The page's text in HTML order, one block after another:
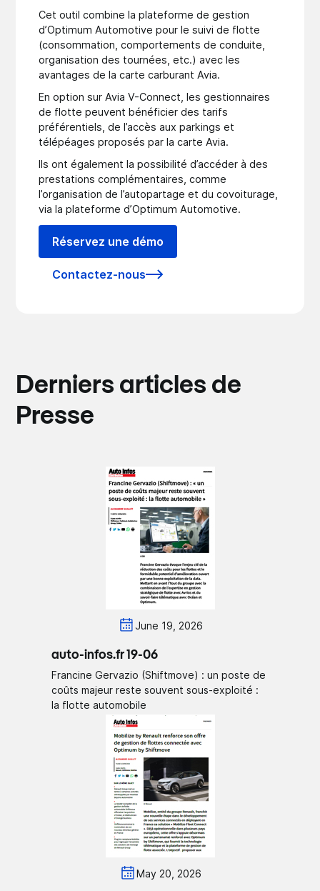
Cet outil combine la plateforme de gestion
d’Optimum Automotive pour le suivi de flotte
(consommation, comportements de conduite,
organisation des tournées, etc.) avec les
avantages de la carte carburant Avia.
En option sur Avia V-Connect, les gestionnaires
de flotte peuvent bénéficier des tarifs
préférentiels, de l’accès aux parkings et
télépéages proposés par la carte Avia.
Ils ont également la possibilité d’accéder à des
prestations complémentaires, comme
l’organisation de l’autopartage et du covoiturage,
via la plateforme d’Optimum Automotive.
Réservez une démo
Contactez-nous
Derniers articles de
Presse
June 19, 2026
auto-infos.fr 19-06
Francine Gervazio (Shiftmove) : un poste de
coûts majeur reste souvent sous-exploité :
la flotte automobile
May 20, 2026